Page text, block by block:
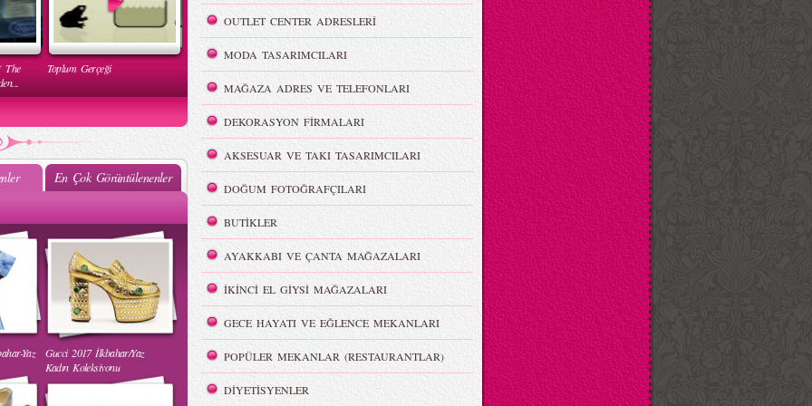
The
Toplum Gerçeği
2015 Defilesi
Burçe Bekrek - MBFWI Yaz
2015 Defilesi
En Çok Görüntülenenler
Yaz
Gucci 2017 İlkbahar/Yaz
Kadın Koleksiyonu
OUTLET CENTER ADRESLERİ
MODA TASARIMCILARI
MAĞAZA ADRES VE TELEFONLARI
DEKORASYON FİRMALARI
AKSESUAR VE TAKI TASARIMCILARI
DOĞUM FOTOĞRAFÇILARI
BUTİKLER
AYAKKABI VE ÇANTA MAĞAZALARI
İKİNCİ EL GİYSİ MAĞAZALARI
GECE HAYATI VE EĞLENCE MEKANLARI
POPÜLER MEKANLAR (RESTAURANTLAR)
DİYETİSYENLER